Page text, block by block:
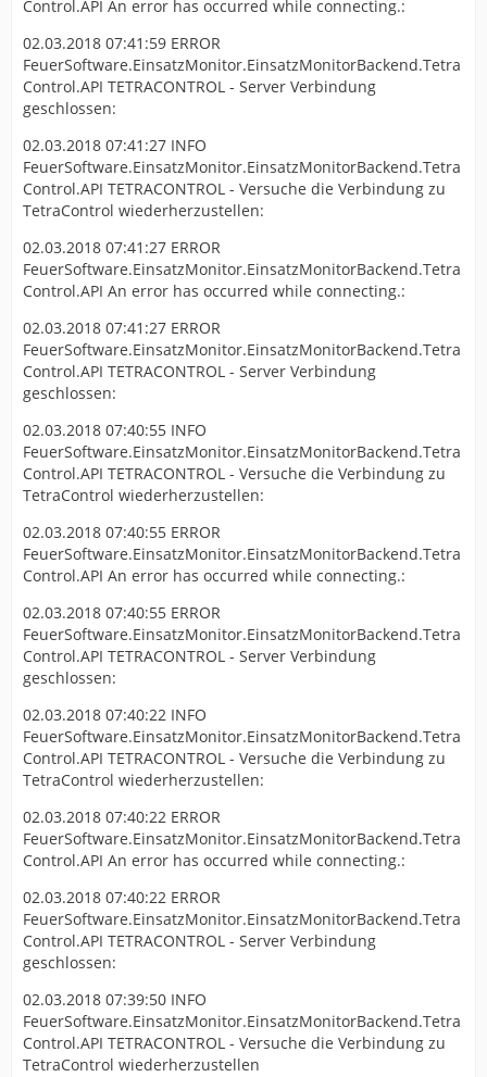
Control.API An error has occurred while connecting.:
02.03.2018 07:41:59 ERROR
FeuerSoftware.EinsatzMonitor.EinsatzMonitorBackend.Tetra
Control.API TETRACONTROL - Server Verbindung
geschlossen:
02.03.2018 07:41:27 INFO
FeuerSoftware.EinsatzMonitor.EinsatzMonitorBackend.Tetra
Control.API TETRACONTROL - Versuche die Verbindung zu
TetraControl wiederherzustellen:
02.03.2018 07:41:27 ERROR
FeuerSoftware.EinsatzMonitor.EinsatzMonitorBackend.Tetra
Control.API An error has occurred while connecting.:
02.03.2018 07:41:27 ERROR
FeuerSoftware.EinsatzMonitor.EinsatzMonitorBackend.Tetra
Control.API TETRACONTROL - Server Verbindung
geschlossen:
02.03.2018 07:40:55 INFO
FeuerSoftware.EinsatzMonitor.EinsatzMonitorBackend.Tetra
Control.API TETRACONTROL - Versuche die Verbindung zu
TetraControl wiederherzustellen:
02.03.2018 07:40:55 ERROR
FeuerSoftware.EinsatzMonitor.EinsatzMonitorBackend.Tetra
Control.API An error has occurred while connecting.:
02.03.2018 07:40:55 ERROR
FeuerSoftware.EinsatzMonitor.EinsatzMonitorBackend.Tetra
Control.API TETRACONTROL - Server Verbindung
geschlossen:
02.03.2018 07:40:22 INFO
FeuerSoftware.EinsatzMonitor.EinsatzMonitorBackend.Tetra
Control.API TETRACONTROL - Versuche die Verbindung zu
TetraControl wiederherzustellen:
02.03.2018 07:40:22 ERROR
FeuerSoftware.EinsatzMonitor.EinsatzMonitorBackend.Tetra
Control.API An error has occurred while connecting.:
02.03.2018 07:40:22 ERROR
FeuerSoftware.EinsatzMonitor.EinsatzMonitorBackend.Tetra
Control.API TETRACONTROL - Server Verbindung
geschlossen:
02.03.2018 07:39:50 INFO
FeuerSoftware.EinsatzMonitor.EinsatzMonitorBackend.Tetra
Control.API TETRACONTROL - Versuche die Verbindung zu
TetraControl wiederherzustellen